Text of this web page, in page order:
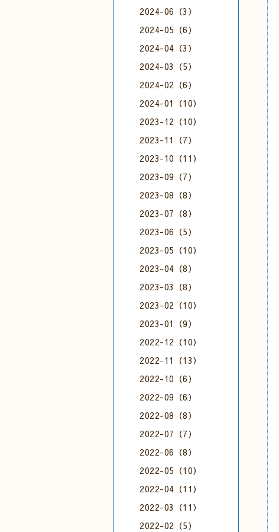
2024-06（3）
2024-05（6）
2024-04（3）
2024-03（5）
2024-02（6）
2024-01（10）
2023-12（10）
2023-11（7）
2023-10（11）
2023-09（7）
2023-08（8）
2023-07（8）
2023-06（5）
2023-05（10）
2023-04（8）
2023-03（8）
2023-02（10）
2023-01（9）
2022-12（10）
2022-11（13）
2022-10（6）
2022-09（6）
2022-08（8）
2022-07（7）
2022-06（8）
2022-05（10）
2022-04（11）
2022-03（11）
2022-02（5）